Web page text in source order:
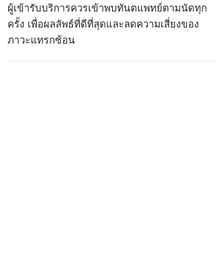
ผู้เข้ารับบริการควรเข้าพบทันตแพทย์ตามนัดทุก
ครั้ง เพื่อผลลัพธ์ที่ดีที่สุดและลดความเสี่ยงของ
ภาวะแทรกซ้อน